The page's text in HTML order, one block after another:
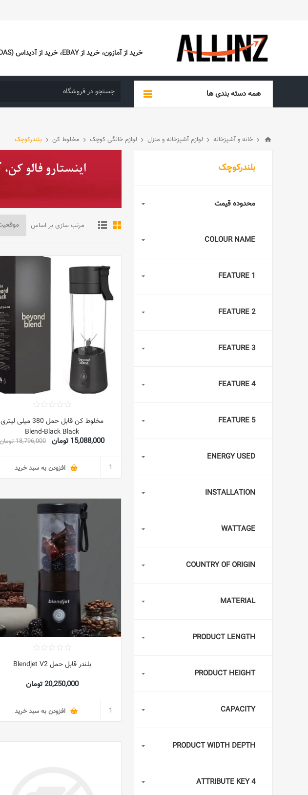
خرید از آمازون، خرید از EBAY، خرید از آدیداس (ADIDAS)، خرید از سایتهای خارجی
همه دسته بندی ها
خانه و آشپزخانه لوازم آشپزخانه و منزل لوازم خانگی کوچک مخلوط کن بلندرکوچک
مرتب سازی بر اساس
مخلوط کن قابل حمل 380 میلی لیتری
Blend-Black Black
15,088,000 تومان 18,796,000 تومان
افزودن به سبد خرید
بلندر قابل حمل Blendjet V2
20,250,000 تومان
افزودن به سبد خرید
بلندرکوچک
محدوده قیمت
COLOUR NAME
FEATURE 1
FEATURE 2
FEATURE 3
FEATURE 4
FEATURE 5
ENERGY USED
INSTALLATION
WATTAGE
COUNTRY OF ORIGIN
MATERIAL
PRODUCT LENGTH
PRODUCT HEIGHT
CAPACITY
PRODUCT WIDTH DEPTH
ATTRIBUTE KEY 4